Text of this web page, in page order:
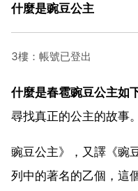
什麼是豌豆公主
3樓：帳號已登出
什麼是春雹豌豆公主如
尋找真正的公主的故事。
豌豆公主》，又譯《豌
列中的著名的乙個，這